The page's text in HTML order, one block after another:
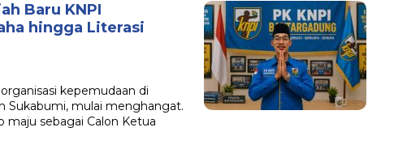
Baru KNPI
hingga Literasi
kepemudaan di
Sukabumi, mulai menghangat.
maju sebagai Calon Ketua